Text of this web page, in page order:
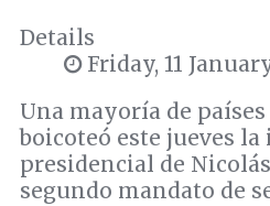
Details
Friday, 11 January
Una mayoría de
boicoteó este jueves
presidencial de
segundo mandato de